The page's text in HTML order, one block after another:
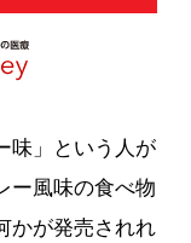
味」という人が
ー風味の食べ物
かが発売されれ